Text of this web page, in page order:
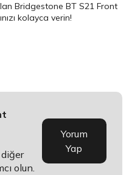
Bridgestone BT S21 Front
kolayca verin!
olun.
Yorum
Yap